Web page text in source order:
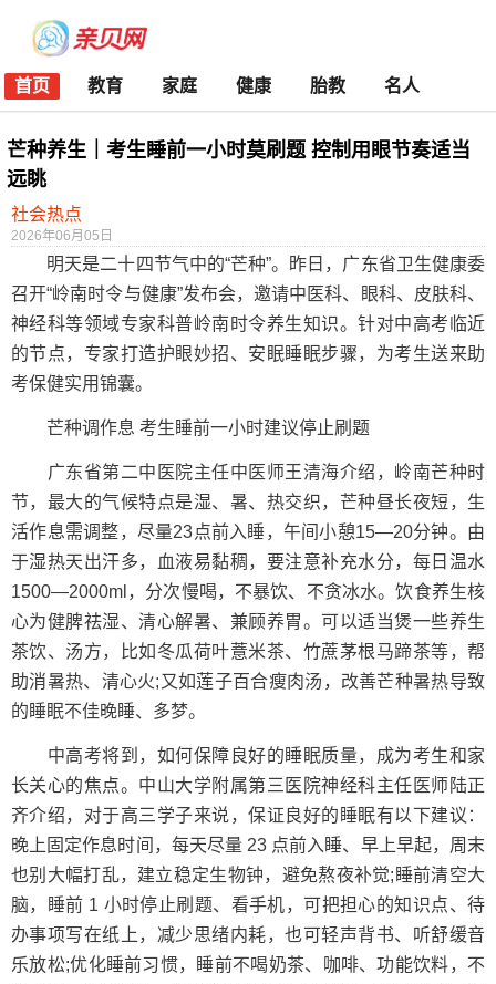
首页 教育 家庭 健康 胎教 名人
芒种养生｜考生睡前一小时莫刷题 控制用眼节奏适当
远眺
社会热点
2026年06月05日
明天是二十四节气中的“芒种”。昨日，广东省卫生健康委
召开“岭南时令与健康”发布会，邀请中医科、眼科、皮肤科、
神经科等领域专家科普岭南时令养生知识。针对中高考临近
的节点，专家打造护眼妙招、安眠睡眠步骤，为考生送来助
考保健实用锦囊。
芒种调作息 考生睡前一小时建议停止刷题
广东省第二中医院主任中医师王清海介绍，岭南芒种时
节，最大的气候特点是湿、暑、热交织，芒种昼长夜短，生
活作息需调整，尽量23点前入睡，午间小憩15—20分钟。由
于湿热天出汗多，血液易黏稠，要注意补充水分，每日温水
1500—2000ml，分次慢喝，不暴饮、不贪冰水。饮食养生核
心为健脾祛湿、清心解暑、兼顾养胃。可以适当煲一些养生
茶饮、汤方，比如冬瓜荷叶薏米茶、竹蔗茅根马蹄茶等，帮
助消暑热、清心火;又如莲子百合瘦肉汤，改善芒种暑热导致
的睡眠不佳晚睡、多梦。
中高考将到，如何保障良好的睡眠质量，成为考生和家
长关心的焦点。中山大学附属第三医院神经科主任医师陆正
齐介绍，对于高三学子来说，保证良好的睡眠有以下建议：
晚上固定作息时间，每天尽量 23 点前入睡、早上早起，周末
也别大幅打乱，建立稳定生物钟，避免熬夜补觉;睡前清空大
脑，睡前 1 小时停止刷题、看手机，可把担心的知识点、待
办事项写在纸上，减少思绪内耗，也可轻声背书、听舒缓音
乐放松;优化睡前习惯，睡前不喝奶茶、咖啡、功能饮料，不